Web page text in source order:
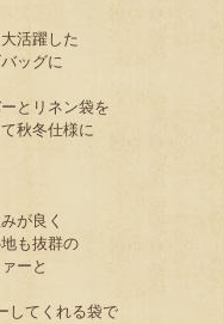
活躍した
ッグに
とリネン袋を
秋冬仕様に
が良く
も抜群の
ーと
してくれる袋で